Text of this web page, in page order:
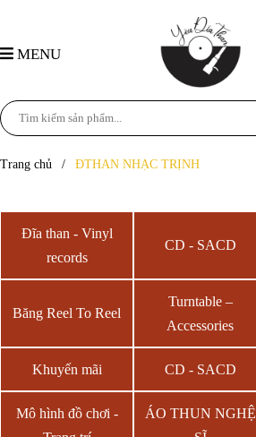
MENU
Trang chủ / ĐTHAN NHẠC TRỊNH
Đĩa than - Vinyl
records
CD - SACD
Băng Reel To Reel
Turntable –
Accessories
Khuyến mãi CD - SACD
Mô hình đồ chơi -
ÁO THUN NGHỆ